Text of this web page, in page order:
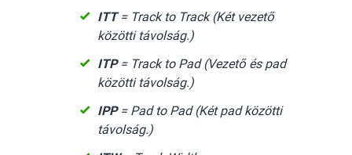
ITT= Track to Track (Két vezető
közötti távolság.)
ITP= Track to Pad (Vezető és pad
közötti távolság.)
IPP= Pad to Pad (Két pad közötti
távolság.)